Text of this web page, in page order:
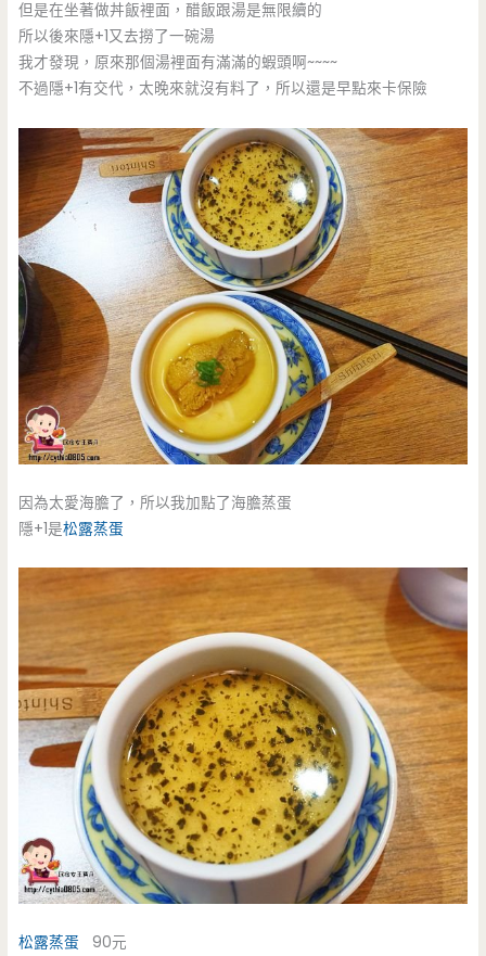
但是在坐著做丼飯裡面，醋飯跟湯是無限續的
所以後來隱+1又去撈了一碗湯
我才發現，原來那個湯裡面有滿滿的蝦頭啊~~~~
不過隱+1有交代，太晚來就沒有料了，所以還是早點來卡保險
因為太愛海膽了，所以我加點了海膽蒸蛋
隱+1是松露蒸蛋
松露蒸蛋 90元